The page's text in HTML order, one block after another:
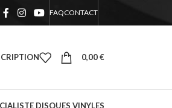
FAQCONTACT
0,00€
DISQUES VINYLES